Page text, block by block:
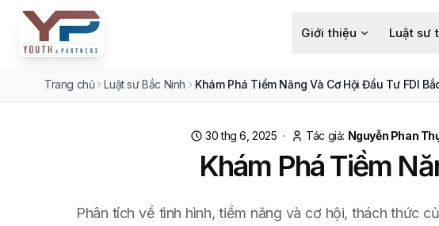
Giới thiệu Luật sư
Trang chủ Luật sư Bắc Ninh Khám Phá Tiềm Năng Và Cơ Hội Đầu Tư FDI
30 thg 6, 2025 · Tác giả: Nguyễn Phan
Khám Phá Tiềm
Phân tích về tình hình, tiềm năng và cơ hội, thách thức